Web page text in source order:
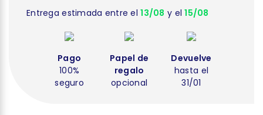
Entrega estimada entre el13/08 y el15/08
Pago
100%
seguro
Papel de
regalo
opcional
Devuelve
hasta el
31/01